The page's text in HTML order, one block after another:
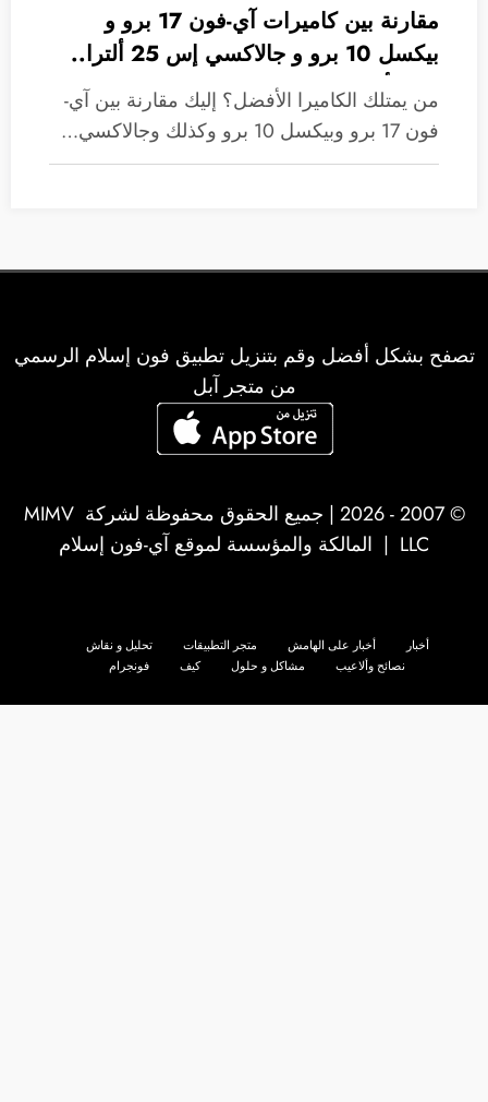
مقارنة بين كاميرات آي-فون 17 برو و
بيكسل 10 برو و جالاكسي إس 25 ألترا..
من الأفضل؟
من يمتلك الكاميرا الأفضل؟ إليك مقارنة بين آي-
فون 17 برو وبيكسل 10 برو وكذلك وجالاكسي…
تصفح بشكل أفضل وقم بتنزيل تطبيق فون إسلام الرسمي
من متجر آبل
© 2007 - 2026 | جميع الحقوق محفوظة لشركة
MIMV
LLC | المالكة والمؤسسة لموقع آي-فون إسلام
أخبار أخبار على الهامش متجر التطبيقات
تحليل و نقاش
نصائح وألاعيب
مشاكل و حلول كيف فونجرام